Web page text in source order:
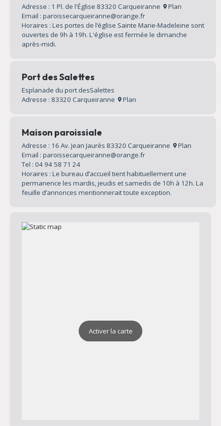
Adresse : 1 Pl. de l'Église 83320 Carqueiranne
Plan
Email : paroissecarqueiranne@orange.fr
Horaires : Les portes de l’église Sainte Marie-Madeleine sont
ouvertes de 9h à 19h. L'église est fermée le dimanche
après-midi.
Port des Salettes
Esplanade du port desSalettes
Adresse : 83320 Carqueiranne
Plan
Maison paroissiale
Adresse : 16 Av. Jean Jaurès 83320 Carqueiranne
Plan
Email : paroissecarqueiranne@orange.fr
Tel : 04 94 58 71 24
Horaires : Le bureau d’accueil tient habituellement une
permanence les mardis, jeudis et samedis de 10h à 12h. La
feuille d’annonces mentionnerait toute exception.
Activer la carte